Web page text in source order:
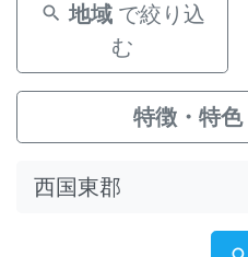
地域 で絞り込
む
特徴・特色